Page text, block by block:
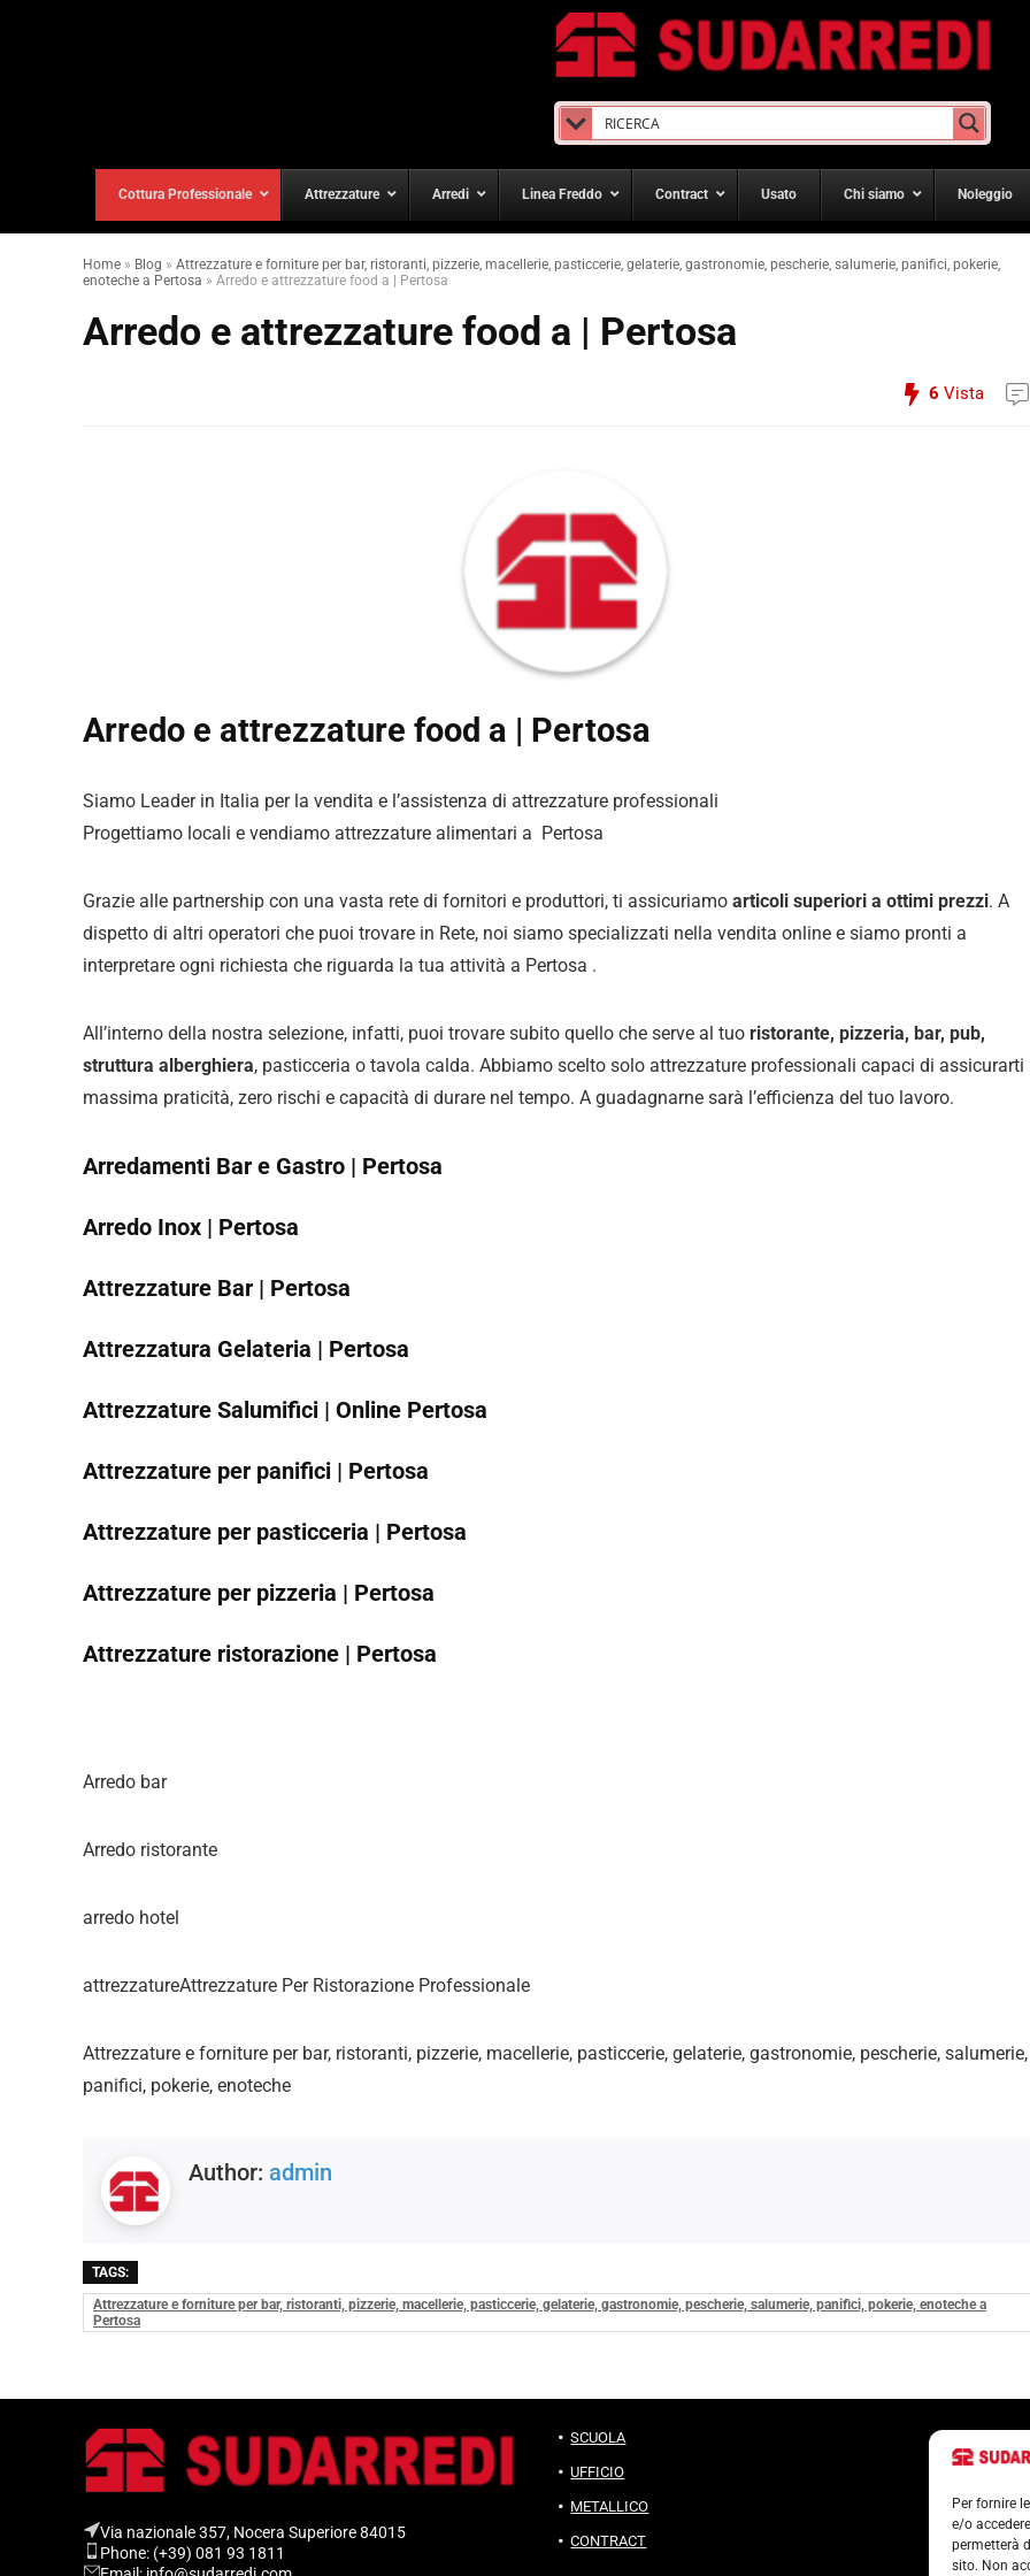
Per fornire
e/o
permetterà
sito. Non
Cottura Professionale Attrezzature Arredi Linea Freddo Contract Usato Chi siamo Noleggio
Home » Blog » Attrezzature e forniture per bar, ristoranti, pizzerie, macellerie, pasticcerie, gelaterie, gastronomie, pescherie, salumerie, panifici, pokerie,
enoteche a Pertosa » Arredo e attrezzature food a | Pertosa
Arredo e attrezzature food a | Pertosa
6 Vista
Arredo e attrezzature food a | Pertosa
Siamo Leader in Italia per la vendita e l’assistenza di attrezzature professionali
Progettiamo locali e vendiamo attrezzature alimentari a Pertosa
Grazie alle partnership con una vasta rete di fornitori e produttori, ti assicuriamo articoli superiori a ottimi prezzi. A
dispetto di altri operatori che puoi trovare in Rete, noi siamo specializzati nella vendita online e siamo pronti a
interpretare ogni richiesta che riguarda la tua attività a Pertosa .
All’interno della nostra selezione, infatti, puoi trovare subito quello che serve al tuo ristorante, pizzeria, bar, pub,
struttura alberghiera, pasticceria o tavola calda. Abbiamo scelto solo attrezzature professionali capaci di assicurarti
massima praticità, zero rischi e capacità di durare nel tempo. A guadagnarne sarà l’efficienza del tuo lavoro.
Arredamenti Bar e Gastro | Pertosa
Arredo Inox | Pertosa
Attrezzature Bar | Pertosa
Attrezzatura Gelateria | Pertosa
Attrezzature Salumifici | Online Pertosa
Attrezzature per panifici | Pertosa
Attrezzature per pasticceria | Pertosa
Attrezzature per pizzeria | Pertosa
Attrezzature ristorazione | Pertosa
Arredo bar
Arredo ristorante
arredo hotel
attrezzatureAttrezzature Per Ristorazione Professionale
Attrezzature e forniture per bar, ristoranti, pizzerie, macellerie, pasticcerie, gelaterie, gastronomie, pescherie, salumerie,
panifici, pokerie, enoteche
Author: admin
TAGS:
Attrezzature e forniture per bar, ristoranti, pizzerie, macellerie, pasticcerie, gelaterie, gastronomie, pescherie, salumerie, panifici, pokerie, enoteche a
Pertosa
Via nazionale 357, Nocera Superiore 84015​
Phone: (+39) 081 93 1811
SCUOLA
UFFICIO
METALLICO
CONTRACT